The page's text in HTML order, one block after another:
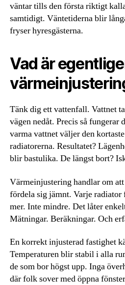
väntar tills den första riktigt
samtidigt. Väntetiderna blir
fryser hyresgästerna.
Vad är
Tänk dig ett vattenfall. Vattnet
vägen nedåt. Precis så fungerar
varma vattnet väljer den
radiatorerna. Resultatet?
blir bastulika. De längst bort?
Värmeinjustering handlar om
fördela sig jämnt. Varje
mer. Inte mindre. Det låter
Mätningar. Beräkningar. Och
En korrekt injusterad fastighet
Temperaturen blir stabil i alla
de som bor högst upp. Inga
där folk sover med öppna